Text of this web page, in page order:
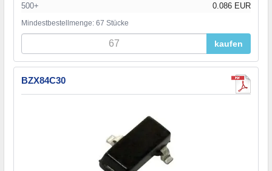
500+
0.086 EUR
Mindestbestellmenge: 67 Stücke
kaufen
BZX84C30